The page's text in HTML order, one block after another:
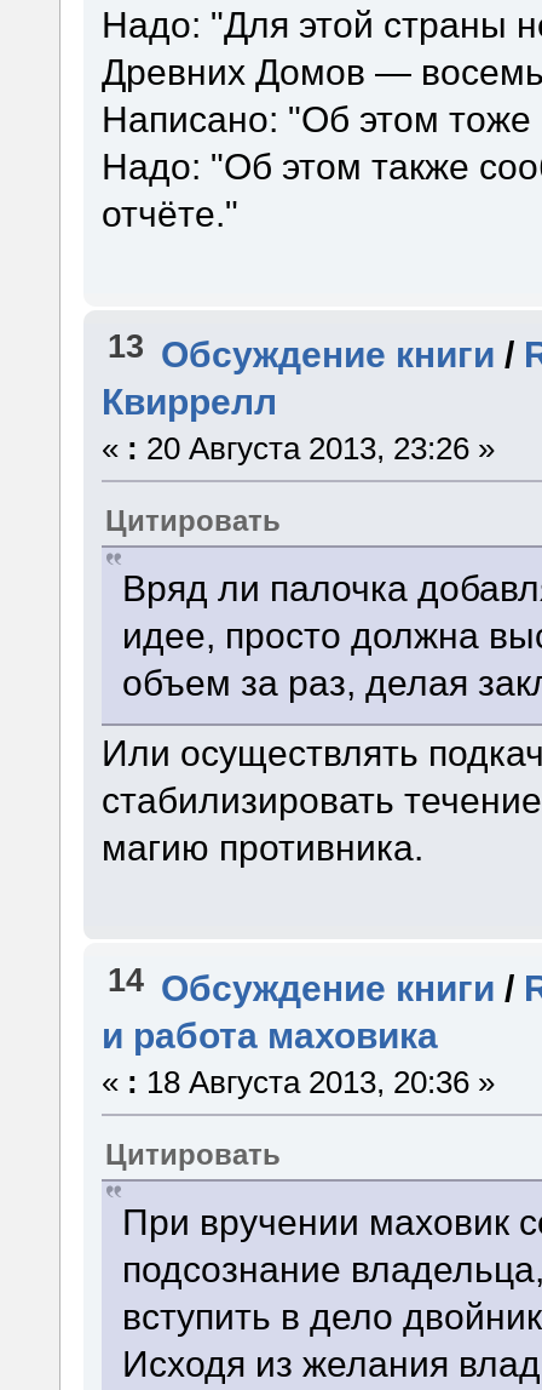
Надо: "Для этой страны
Древних Домов —
Написано: "Об этом тоже
Надо: "Об этом также
отчёте."
13 Обсуждение книги /
Квиррелл
« : 20 Августа 2013, 23:26 »
Цитировать
Вряд ли палочка
идее, просто должна
объем за раз, делая
Или осуществлять
стабилизировать
магию противника.
14 Обсуждение книги /
и работа маховика
« : 18 Августа 2013, 20:36 »
Цитировать
При вручении маховик
подсознание
вступить в дело
Исходя из желания